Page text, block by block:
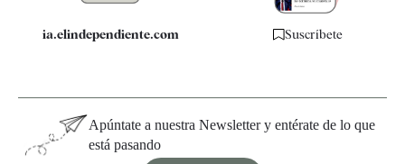
ia.elindependiente.com Suscríbete
Apúntate a nuestra Newsletter y entérate de lo que
está pasando